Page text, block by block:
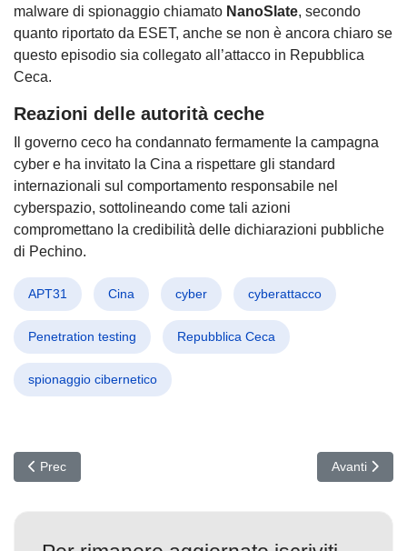
malware di spionaggio chiamato NanoSlate, secondo
quanto riportato da ESET, anche se non è ancora chiaro se
questo episodio sia collegato all’attacco in Repubblica
Ceca.
Reazioni delle autorità ceche
Il governo ceco ha condannato fermamente la campagna
cyber e ha invitato la Cina a rispettare gli standard
internazionali sul comportamento responsabile nel
cyberspazio, sottolineando come tali azioni
compromettano la credibilità delle dichiarazioni pubbliche
di Pechino.
APT31 Cina cyber cyberattacco
Penetration testing Repubblica Ceca
spionaggio cibernetico
Articolo precedente: Cybercrime: Il “Terzo Paese” più Ricco del
Prec Articolo
Avanti